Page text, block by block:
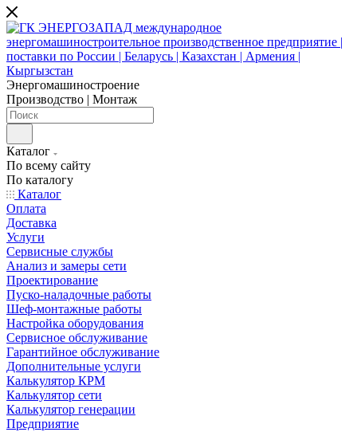
Энергомашиностроение
Производство | Монтаж
Каталог
По всему сайту
По каталогу
Каталог
Оплата
Доставка
Услуги
Сервисные службы
Анализ и замеры сети
Проектирование
Пуско-наладочные работы
Шеф-монтажные работы
Настройка оборудования
Сервисное обслуживание
Гарантийное обслуживание
Дополнительные услуги
Калькулятор КРМ
Калькулятор сети
Калькулятор генерации
Предприятие